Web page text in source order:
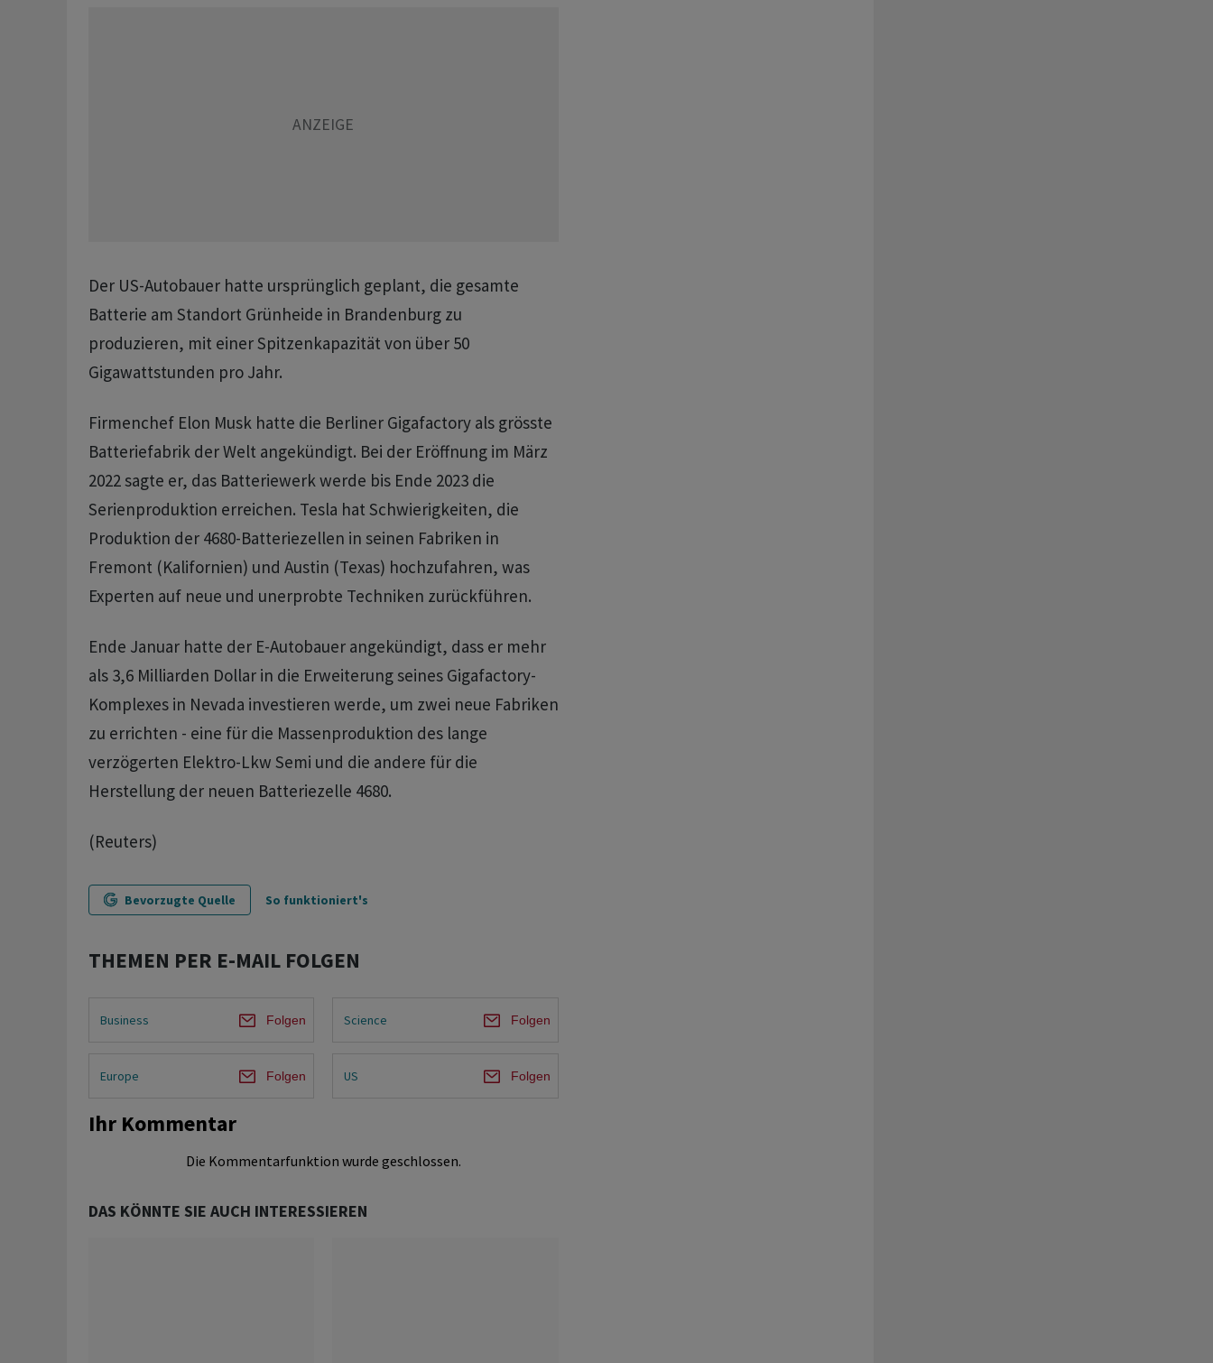
Der US-Autobauer hatte ursprünglich geplant, die gesamte
Batterie am Standort Grünheide in Brandenburg zu
produzieren, mit einer Spitzenkapazität von über 50
Gigawattstunden pro Jahr.
Firmenchef Elon Musk hatte die Berliner Gigafactory als grösste
Batteriefabrik der Welt angekündigt. Bei der Eröffnung im März
2022 sagte er, das Batteriewerk werde bis Ende 2023 die
Serienproduktion erreichen. Tesla hat Schwierigkeiten, die
Produktion der 4680-Batteriezellen in seinen Fabriken in
Fremont (Kalifornien) und Austin (Texas) hochzufahren, was
Experten auf neue und unerprobte Techniken zurückführen.
Ende Januar hatte der E-Autobauer angekündigt, dass er mehr
als 3,6 Milliarden Dollar in die Erweiterung seines Gigafactory-
Komplexes in Nevada investieren werde, um zwei neue Fabriken
zu errichten - eine für die Massenproduktion des lange
verzögerten Elektro-Lkw Semi und die andere für die
Herstellung der neuen Batteriezelle 4680.
(Reuters)
Bevorzugte Quelle So funktioniert's
THEMEN PER E-MAIL FOLGEN
Business Folgen Science Folgen
Europe Folgen US Folgen
Ihr Kommentar
Die Kommentarfunktion wurde geschlossen.
DAS KÖNNTE SIE AUCH INTERESSIEREN